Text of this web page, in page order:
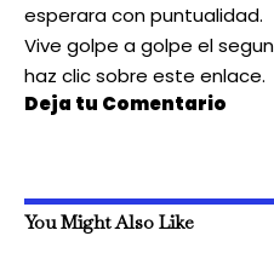
esperara con puntualidad.
Vive golpe a golpe el
haz clic sobre este enlace.
Deja tu Comentario
You Might Also Like